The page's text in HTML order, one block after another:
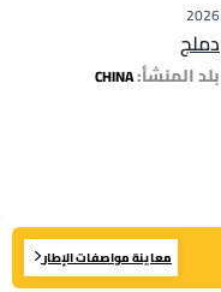
2026
دملج
بلد المنشأ:CHINA
معاينة مواصفات الإطار